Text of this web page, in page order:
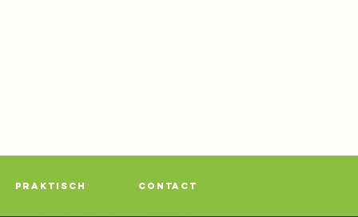
PRAKTISCH CONTACT